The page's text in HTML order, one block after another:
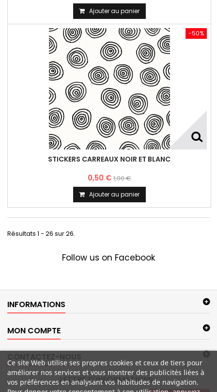
Ajouter au panier
STICKERS CARREAUX NOIR ET BLANC
0,50 €1,00 €
-50%
Ajouter au panier
Résultats 1 - 26 sur 26.
Follow us on Facebook
INFORMATIONS
MON COMPTE
CONTACTEZ-NOUS
LETTRE D'INFORMATIONS
Ce site Web utilise ses propres cookies et ceux de tiers pour
améliorer nos services et vous montrer des publicités liées à
vos préférences en analysant vos habitudes de navigation.